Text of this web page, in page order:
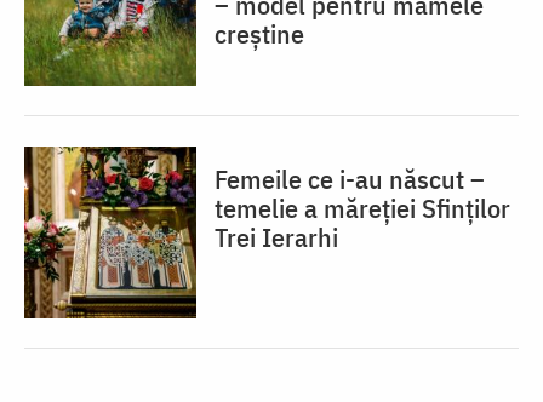
creștine
Femeile ce i-au născut –
temelie a măreției Sfinților
Trei Ierarhi